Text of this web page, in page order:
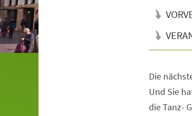
Die
Und Sie
die Tanz-